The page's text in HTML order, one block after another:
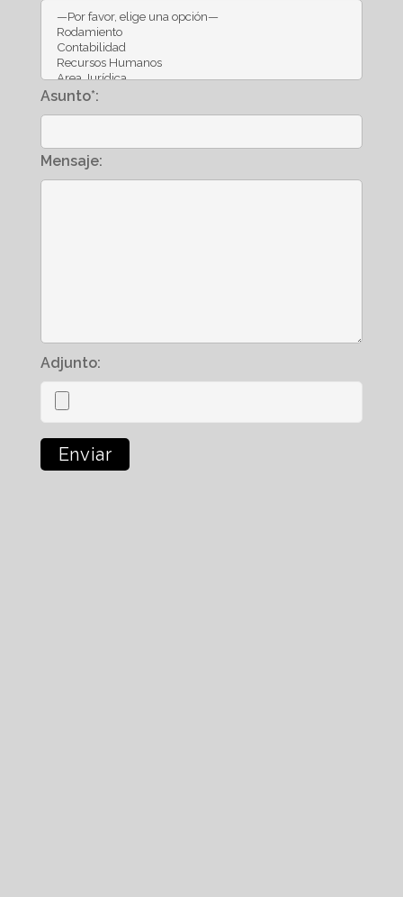
Asunto*:
Mensaje:
Adjunto: